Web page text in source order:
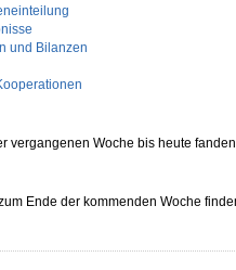
und Bilanzen
vergangenen Woche bis heute
Ende der kommenden Woche